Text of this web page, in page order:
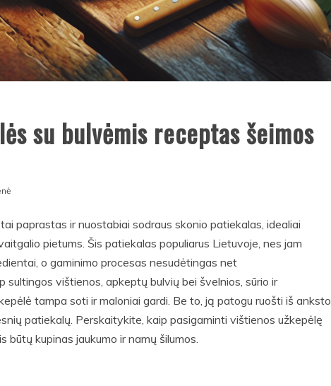
su bulvėmis receptas šeimos
paprastas ir nuostabiai sodraus skonio patiekalas, idealiai
pietums. Šis patiekalas populiarus Lietuvoje, nes jam
o gaminimo procesas nesudėtingas net
sultingos vištienos, apkeptų bulvių bei švelnios, sūrio ir
tampa soti ir maloniai gardi. Be to, ją patogu ruošti iš anksto
patiekalų. Perskaitykite, kaip pasigaminti vištienos užkepėlę
būtų kupinas jaukumo ir namų šilumos.